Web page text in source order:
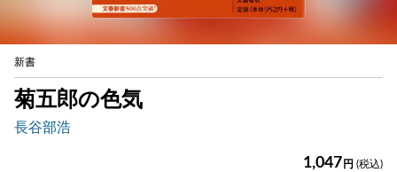
新書
菊五郎の色気
長谷部浩
1,047 円 (税込)